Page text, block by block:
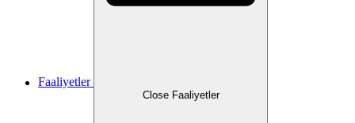
Faaliyetler
Close Faaliyetler